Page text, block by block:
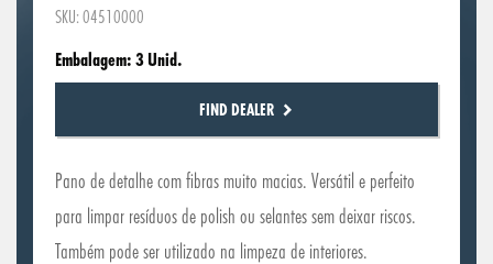
Embalagem: 3 Unid.
SKU: 04510000
FIND DEALER
Pano de detalhe com fibras muito macias. Versátil e perfeito
para limpar resíduos de polish ou selantes sem deixar riscos.
Também pode ser utilizado na limpeza de interiores.